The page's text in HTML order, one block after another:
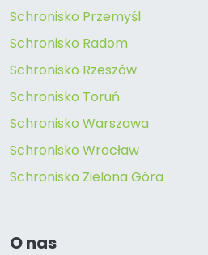
Schronisko Przemyśl
Schronisko Radom
Schronisko Rzeszów
Schronisko Toruń
Schronisko Warszawa
Schronisko Wrocław
Schronisko Zielona Góra
O nas